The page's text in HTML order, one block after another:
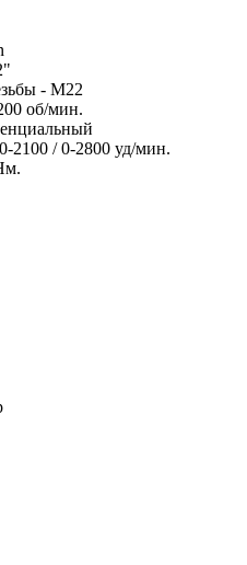
- М22
об/мин.
2100 / 0-2800 уд/мин.